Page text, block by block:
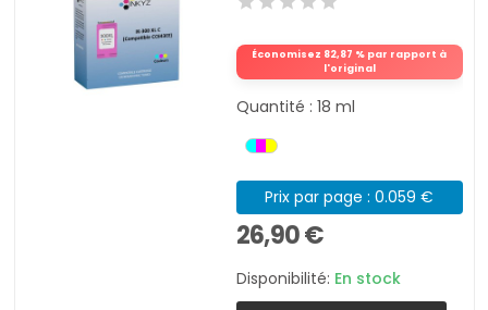
Économisez 82,87 % par rapport à
l'original
Quantité : 18 ml
Prix par page : 0.059 €
26,90 €
Disponibilité: En stock